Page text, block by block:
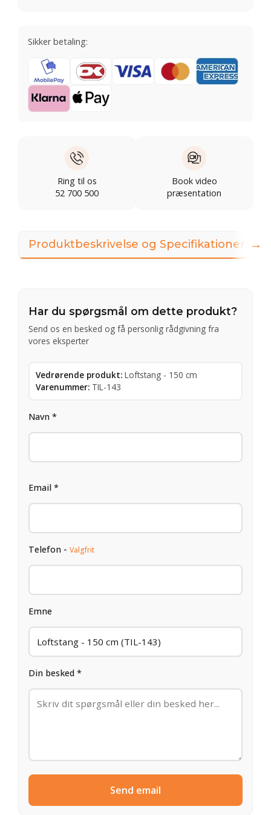
Sikker betaling:
Ring til os
52 700 500
Book video
præsentation
Produktbeskrivelse og Specifikationer
Har du spørgsmål om dette produkt?
Send os en besked og få personlig rådgivning fra
vores eksperter
Vedrørende produkt: Loftstang - 150 cm
Varenummer: TIL-143
Navn *
Email *
Telefon - Valgfrit
Emne
Din besked *
Send email
→